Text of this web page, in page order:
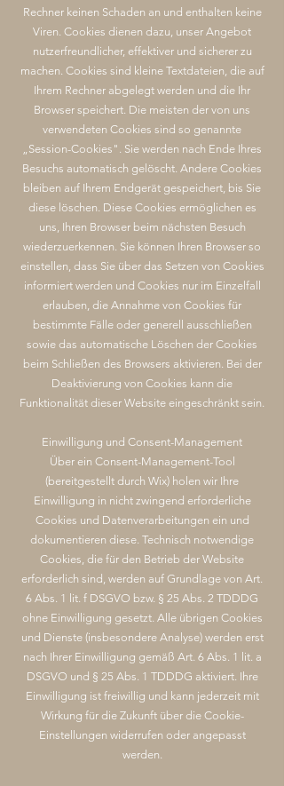
Rechner keinen Schaden an und enthalten keine
Viren. Cookies dienen dazu, unser Angebot
nutzerfreundlicher, effektiver und sicherer zu
machen. Cookies sind kleine Textdateien, die auf
Ihrem Rechner abgelegt werden und die Ihr
Browser speichert. Die meisten der von uns
verwendeten Cookies sind so genannte
„Session-Cookies". Sie werden nach Ende Ihres
Besuchs automatisch gelöscht. Andere Cookies
bleiben auf Ihrem Endgerät gespeichert, bis Sie
diese löschen. Diese Cookies ermöglichen es
uns, Ihren Browser beim nächsten Besuch
wiederzuerkennen. Sie können Ihren Browser so
einstellen, dass Sie über das Setzen von Cookies
informiert werden und Cookies nur im Einzelfall
erlauben, die Annahme von Cookies für
bestimmte Fälle oder generell ausschließen
sowie das automatische Löschen der Cookies
beim Schließen des Browsers aktivieren. Bei der
Deaktivierung von Cookies kann die
Funktionalität dieser Website eingeschränkt sein.
Einwilligung und Consent-Management
Über ein Consent-Management-Tool
(bereitgestellt durch Wix) holen wir Ihre
Einwilligung in nicht zwingend erforderliche
Cookies und Datenverarbeitungen ein und
dokumentieren diese. Technisch notwendige
Cookies, die für den Betrieb der Website
erforderlich sind, werden auf Grundlage von Art.
6 Abs. 1 lit. f DSGVO bzw. § 25 Abs. 2 TDDDG
ohne Einwilligung gesetzt. Alle übrigen Cookies
und Dienste (insbesondere Analyse) werden erst
nach Ihrer Einwilligung gemäß Art. 6 Abs. 1 lit. a
DSGVO und § 25 Abs. 1 TDDDG aktiviert. Ihre
Einwilligung ist freiwillig und kann jederzeit mit
Wirkung für die Zukunft über die Cookie-
Einstellungen widerrufen oder angepasst
werden.